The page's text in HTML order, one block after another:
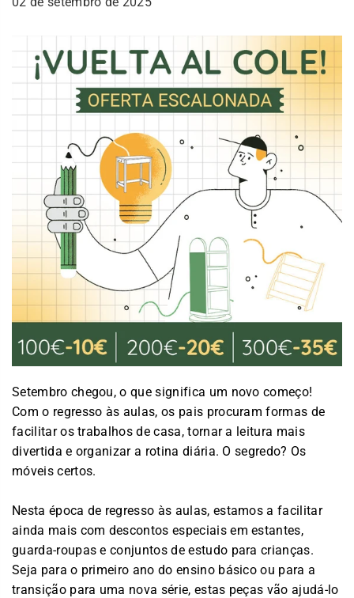
Setembro chegou, o que significa um novo começo!
Com o regresso às aulas, os pais procuram formas de
facilitar os trabalhos de casa, tornar a leitura mais
divertida e organizar a rotina diária. O segredo? Os
móveis certos.
Nesta época de regresso às aulas, estamos a facilitar
ainda mais com descontos especiais em estantes,
guarda-roupas e conjuntos de estudo para crianças.
Seja para o primeiro ano do ensino básico ou para a
transição para uma nova série, estas peças vão ajudá-lo